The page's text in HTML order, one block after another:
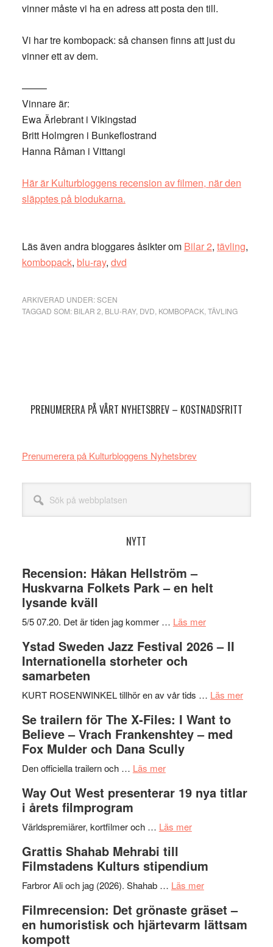
vinner måste vi ha en adress att posta den till.
Vi har tre kombopack: så chansen finns att just du
vinner ett av dem.
——–
Vinnare är:
Ewa Ärlebrant i Vikingstad
Britt Holmgren i Bunkeflostrand
Hanna Råman i Vittangi
Här är Kulturbloggens recension av filmen, när den
släpptes på biodukarna.
Läs även andra bloggares åsikter om Bilar 2, tävling,
kombopack, blu-ray, dvd
ARKIVERAD UNDER:SCEN
TAGGAD SOM: BILAR 2 BLU-RAY, DVD KOMBOPACK, TÄVLING
PRENUMERERA PÅ VÅRT NYHETSBREV – KOSTNADSFRITT
Prenumerera på Kulturbloggens Nyhetsbrev
webbplatsen
NYTT
Recension: Håkan Hellström –
Huskvarna Folkets Park – en helt
lysande kväll
5/5 07.20. Det är tiden jag kommer … Läs merom
Håkan
Huskvarna
Park
–
kväll
Ystad Sweden Jazz Festival 2026 – II
Internationella storheter och
samarbeten
KURT ROSENWINKEL tillhör en av vår tids … Läs merom
II
Se trailern för The X-Files: I Want to
Believe – Vrach Frankenshtey – med
Fox Mulder och Dana Scully
Den officiella trailern och … Läs merom
trailern
The
Files:
I
Want
Believe
–
Way Out West presenterar 19 nya titlar
i årets filmprogram
Världspremiärer, kortfilmer och … Läs merom
West
presenterar
nya
titlar
Grattis Shahab Mehrabi till
Filmstadens Kulturs stipendium
Farbror Ali och jag (2026). Shahab … Läs merom
Shahab
Mehrabi
Filmrecension: Det grönaste gräset –
en humoristisk och hjärtevarm lättsam
kompott